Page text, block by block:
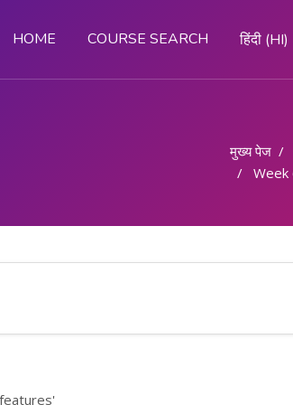
HOME COURSE SEARCH हिंदी ‎(HI)‎
मुख्य पेज
Week 61 -